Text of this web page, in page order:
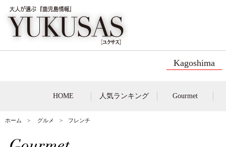
Kagoshima
HOME 人気ランキング Gourmet
ホーム > グルメ > フレンチ